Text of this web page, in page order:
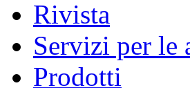
Rivista
Servizi per le
Prodotti